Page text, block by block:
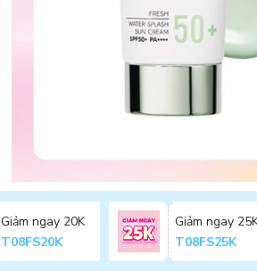
Giảm ngay 20K
T08FS20K
Giảm ngay
T08FS25K